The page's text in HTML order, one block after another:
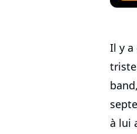
Il y a
band,
à lui